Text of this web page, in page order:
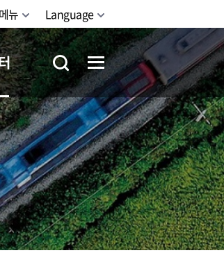
뉴 Language
체험